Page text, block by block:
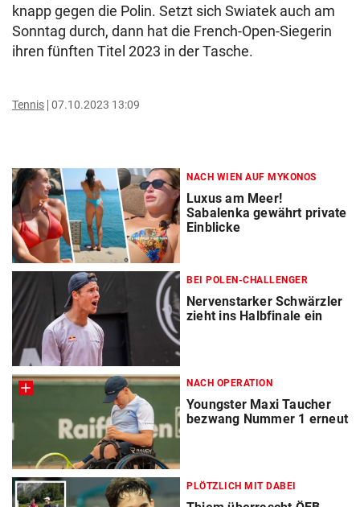
knapp gegen die Polin. Setzt sich Swiatek auch am
Sonntag durch, dann hat die French-Open-Siegerin
ihren fünften Titel 2023 in der Tasche.
Tennis 07.10.2023 13:09
NACH WIEN AUF MYKONOS
Luxus am Meer!
Sabalenka gewährt private
Einblicke
BEI POLEN-CHALLENGER
Nervenstarker Schwärzler
zieht ins Halbfinale ein
NACH OPERATION
Youngster Maxi Taucher
bezwang Nummer 1 erneut
PLÖTZLICH MIT DABEI